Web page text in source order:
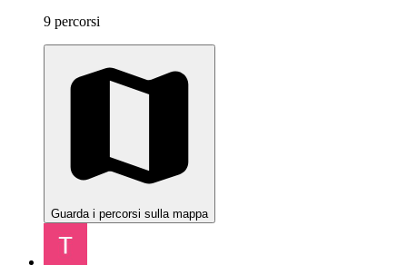
9 percorsi
Guarda i percorsi sulla mappa